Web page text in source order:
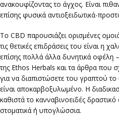
ανακουφίζοντας το άγχος. Είναι
επίσης φυσικά αντιοξειδωτικά-
To CBD παρουσιάζει ορισμένες
τις θετικές επιδράσεις του είναι η
επίσης πολλά άλλα δυνητικά οφέλη
της Ethos Herbals και τα άρθρα που
για να διαπιστώσετε του γραπτού
είναι αποκαρβοξυλωμένο. Η
καθιστά το κανναβινοειδές
στοματικά ή υπογλώσσια.